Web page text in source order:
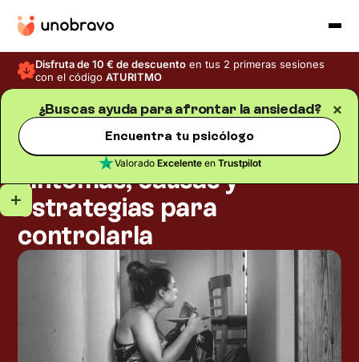
Disfruta de 10 € de descuento en tus 2 primeras sesiones
con el códigoATURITMO
¿Buscas ayuda para afrontar la ansiedad?
Encuentra tu psicólogo
Valorado Excelenteen Trustpilot
Blog
Ansiedad por comer:
síntomas, causas y
estrategias para
controlarla